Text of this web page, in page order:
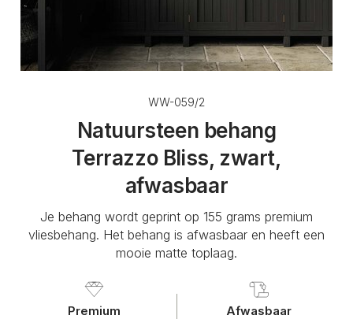
WW-059/2
Natuursteen behang
Terrazzo Bliss, zwart,
afwasbaar
Je behang wordt geprint op 155 grams premium
vliesbehang. Het behang is afwasbaar en heeft een
mooie matte toplaag.
Premium Afwasbaar